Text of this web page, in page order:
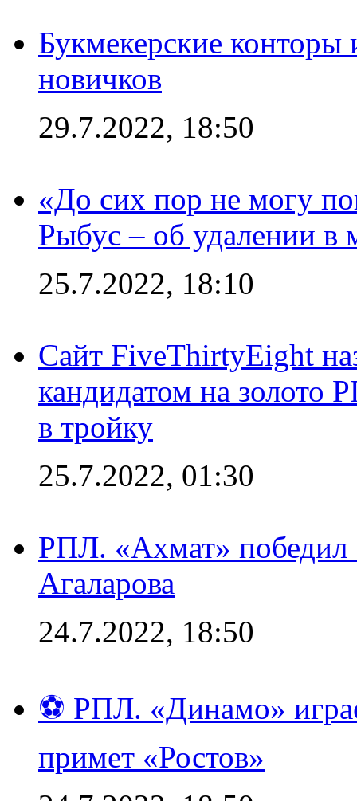
Букмекерские конторы
новичков
29.7.2022, 18:50
«До сих пор не могу
Рыбус – об удалении в
25.7.2022, 18:10
Сайт FiveThirtyEight
кандидатом на
в тройку
25.7.2022, 01:30
РПЛ. «Ахмат» победил
Агаларова
24.7.2022, 18:50
⚽ РПЛ. «Динамо»
примет «Ростов»